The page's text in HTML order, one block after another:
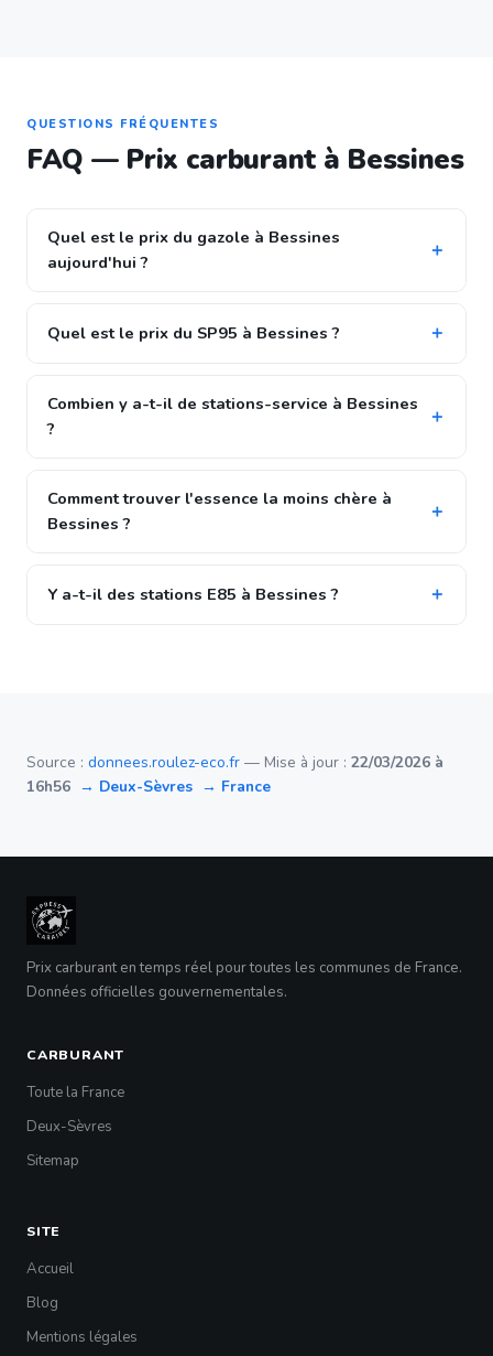
QUESTIONS FRÉQUENTES
FAQ — Prix carburant à Bessines
Quel est le prix du gazole à Bessines
aujourd'hui ?
Quel est le prix du SP95 à Bessines ?
Combien y a-t-il de stations-service à Bessines
?
Comment trouver l'essence la moins chère à
Bessines ?
Y a-t-il des stations E85 à Bessines ?
Source : donnees.roulez-eco.fr — Mise à jour : 22/03/2026 à
16h56 → Deux-Sèvres → France
Prix carburant en temps réel pour toutes les communes de France.
Données officielles gouvernementales.
CARBURANT
Toute la France
Deux-Sèvres
Sitemap
SITE
Accueil
Blog
Mentions légales